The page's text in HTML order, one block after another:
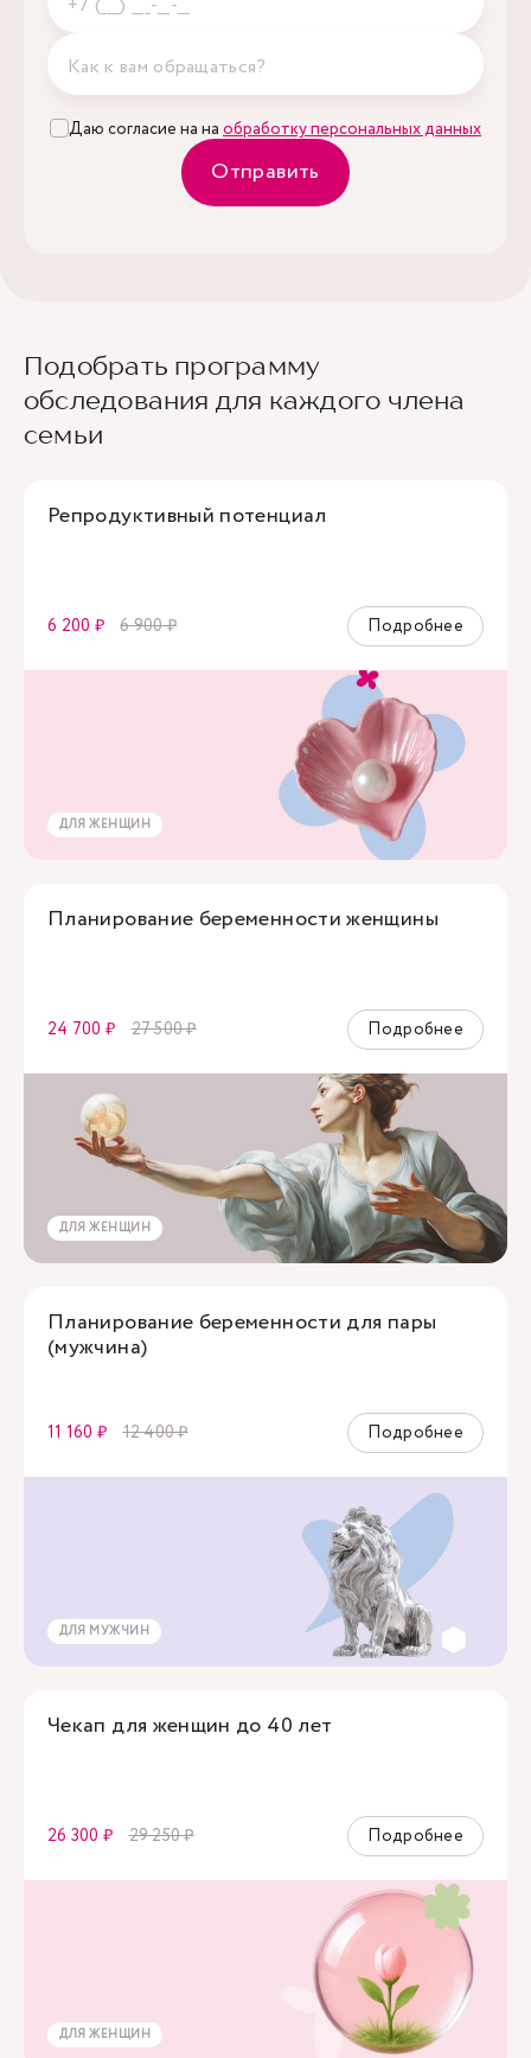
Даю согласие на на обработку персональных данных
Отправить
Подобрать программу
обследования для каждого члена
семьи
Репродуктивный потенциал
6 200 ₽ 6 900 ₽ Подробнее
ДЛЯ ЖЕНЩИН
Планирование беременности женщины
24 700 ₽ 27 500 ₽ Подробнее
ДЛЯ ЖЕНЩИН
Планирование беременности для пары
(мужчина)
11 160 ₽ 12 400 ₽ Подробнее
ДЛЯ МУЖЧИН
Чекап для женщин до 40 лет
26 300 ₽ 29 250 ₽ Подробнее
ДЛЯ ЖЕНЩИН